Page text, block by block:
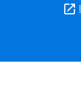
launch